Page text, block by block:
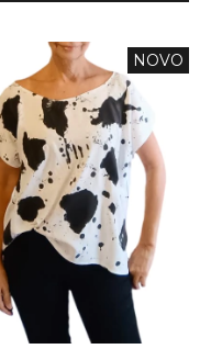
NOVO